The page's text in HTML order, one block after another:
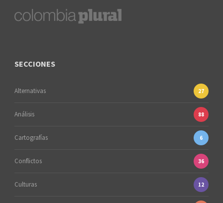
SECCIONES
Alternativas 27
Análisis 88
Cartografías 6
Conflictos 36
Culturas 12